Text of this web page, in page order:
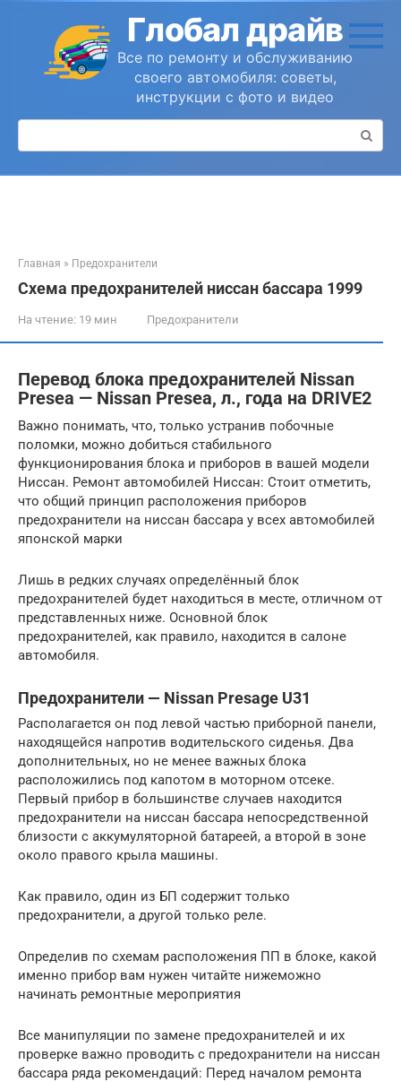
контенту
Глобал драйв
Все по ремонту и обслуживанию
своего автомобиля: советы,
инструкции с фото и видео
Поиск:
Главная » Предохранители
Схема предохранителей ниссан бассара 1999
На чтение: 19 мин Предохранители
Перевод блока предохранителей Nissan
Presea — Nissan Presea, л., года на DRIVE2
Важно понимать, что, только устранив побочные
поломки, можно добиться стабильного
функционирования блока и приборов в вашей модели
Ниссан. Ремонт автомобилей Ниссан: Стоит отметить,
что общий принцип расположения приборов
предохранители на ниссан бассара у всех автомобилей
японской марки
Лишь в редких случаях определённый блок
предохранителей будет находиться в месте, отличном от
представленных ниже. Основной блок
предохранителей, как правило, находится в салоне
автомобиля.
Предохранители — Nissan Presage U31
Располагается он под левой частью приборной панели,
находящейся напротив водительского сиденья. Два
дополнительных, но не менее важных блока
расположились под капотом в моторном отсеке.
Первый прибор в большинстве случаев находится
предохранители на ниссан бассара непосредственной
близости с аккумуляторной батареей, а второй в зоне
около правого крыла машины.
Как правило, один из БП содержит только
предохранители, а другой только реле.
Определив по схемам расположения ПП в блоке, какой
именно прибор вам нужен читайте нижеможно
начинать ремонтные мероприятия
Все манипуляции по замене предохранителей и их
проверке важно проводить с предохранители на ниссан
бассара ряда рекомендаций: Перед началом ремонта